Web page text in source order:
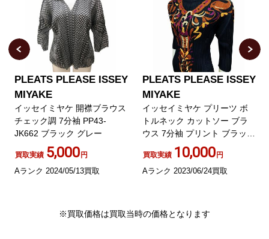
PLEATS PLEASE ISSEY
MIYAKE
イッセイミヤケ 開襟ブラウス
チェック調 7分袖 PP43-
JK662 ブラック グレー
買取実績 5,000円
Aランク 2024/05/13買取
PLEATS PLEASE ISSEY
MIYAKE
イッセイミヤケ プリーツ ボ
トルネック カットソー ブラ
ウス 7分袖 プリント ブラック
買取実績 10,000円
Aランク 2023/06/24買取
※買取価格は買取当時の価格となります